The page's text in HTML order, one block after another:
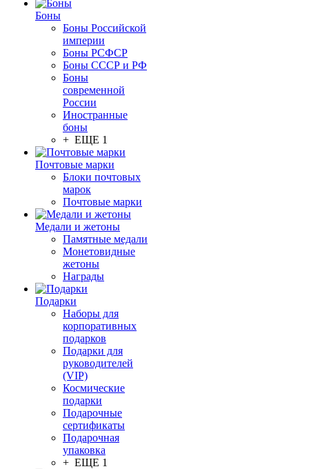
Боны
Боны Российской
империи
Боны РСФСР
Боны СССР и РФ
Боны
современной
России
Иностранные
боны
+ ЕЩЕ 1
Почтовые марки
Блоки почтовых
марок
Почтовые марки
Медали и жетоны
Памятные медали
Монетовидные
жетоны
Награды
Подарки
Наборы для
корпоративных
подарков
Подарки для
руководителей
(VIP)
Космические
подарки
Подарочные
сертификаты
Подарочная
упаковка
+ ЕЩЕ 1